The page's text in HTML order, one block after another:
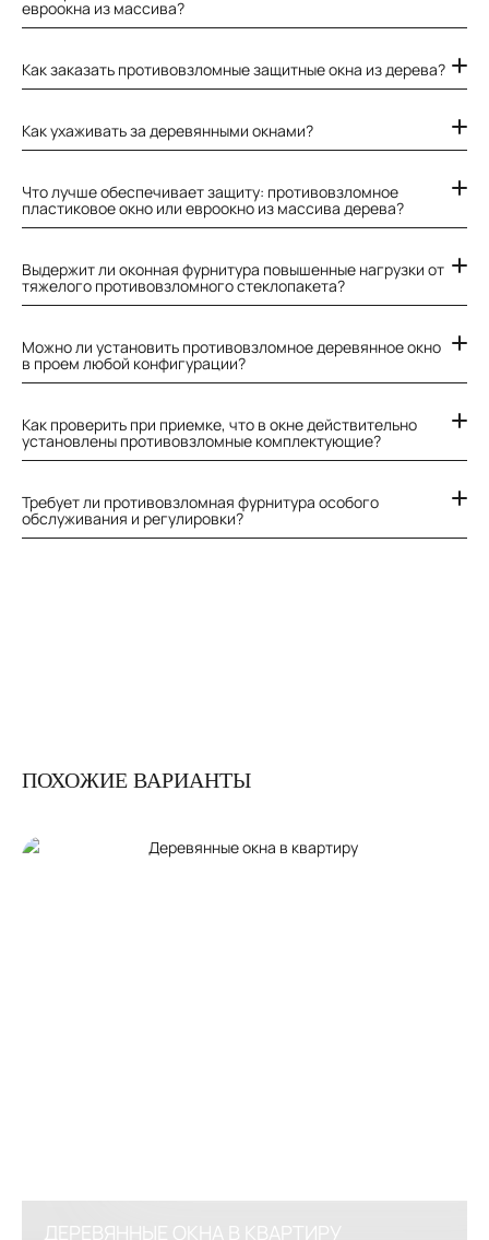
евроокна из массива?
Как заказать противовзломные защитные окна из дерева?
Как ухаживать за деревянными окнами?
Что лучше обеспечивает защиту: противовзломное
пластиковое окно или евроокно из массива дерева?
Выдержит ли оконная фурнитура повышенные нагрузки от
тяжелого противовзломного стеклопакета?
Можно ли установить противовзломное деревянное окно
в проем любой конфигурации?
Как проверить при приемке, что в окне действительно
установлены противовзломные комплектующие?
Требует ли противовзломная фурнитура особого
обслуживания и регулировки?
ПОХОЖИЕ ВАРИАНТЫ
ДЕРЕВЯННЫЕ ОКНА В КВАРТИРУ